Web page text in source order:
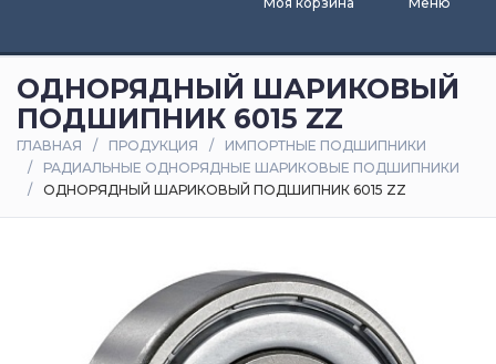
и
статьи
Оплата
доставка
ОДНОРЯДНЫЙ ШАРИКОВЫЙ
ПОДШИПНИК 6015 ZZ
ГЛАВНАЯ ПРОДУКЦИЯ
ИМПОРТНЫЕ ПОДШИПНИКИ
РАДИАЛЬНЫЕ ОДНОРЯДНЫЕ ШАРИКОВЫЕ ПОДШИПНИКИ
ОДНОРЯДНЫЙ ШАРИКОВЫЙ ПОДШИПНИК 6015 ZZ